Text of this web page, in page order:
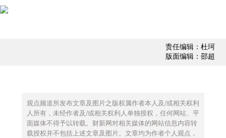
责任编辑：杜珂
版面编辑：邵超
观点频道所发布文章及图片之版权属作者本人及/或相关权利
人所有，未经作者及/或相关权利人单独授权，任何网站、平
面媒体不得予以转载。财新网对相关媒体的网站信息内容转
载授权并不包括上述文章及图片。文章均为作者个人观点，